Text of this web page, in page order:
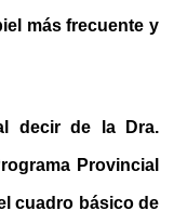
más frecuente y
decir de la Dra.
Provincial
cuadro básico de